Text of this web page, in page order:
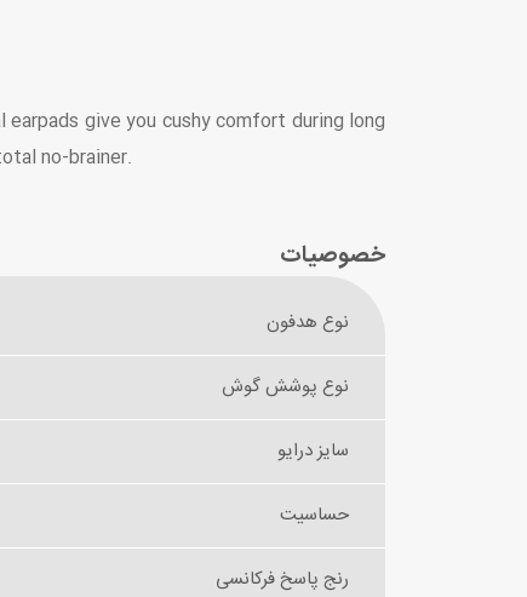
give you cushy comfort during long
no-brainer.
خصوصیات
نوع هدفون
نوع پوشش گوش
سایز درایو
حساسیت
رنج پاسخ فرکانسی